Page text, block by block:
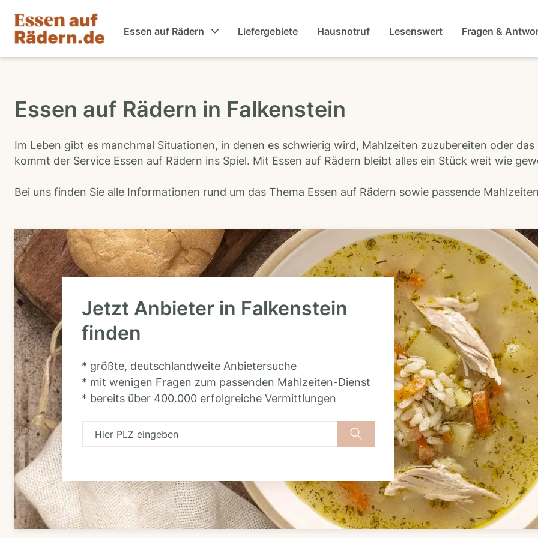
Essen auf Rädern Liefergebiete Hausnotruf Lesenswert Fragen &
Essen auf Rädern in Falkenstein
Im Leben gibt es manchmal Situationen, in denen es schwierig wird, Mahlzeiten zuzubereiten oder
kommt der Service Essen auf Rädern ins Spiel. Mit Essen auf Rädern bleibt alles ein Stück weit wie
Bei uns finden Sie alle Informationen rund um das Thema Essen auf Rädern sowie passende
Jetzt Anbieter in Falkenstein
finden
* größte, deutschlandweite Anbietersuche
* mit wenigen Fragen zum passenden Mahlzeiten-Dienst
* bereits über 400.000 erfolgreiche Vermittlungen
H
r
P
L